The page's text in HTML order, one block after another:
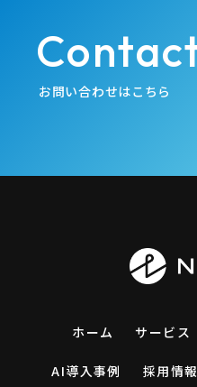
お問い合わせはこちら
ホーム サービス
AI導入事例 採用情報